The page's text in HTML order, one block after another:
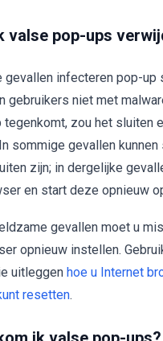
valse pop-ups
gevallen infecteren pop-up
gebruikers niet met
tegenkomt, zou het sluiten
sommige gevallen kunnen
zijn; in dergelijke
en start deze opnieuw
gevallen moet u
opnieuw instellen.
uitleggen hoe u Internet
resetten.